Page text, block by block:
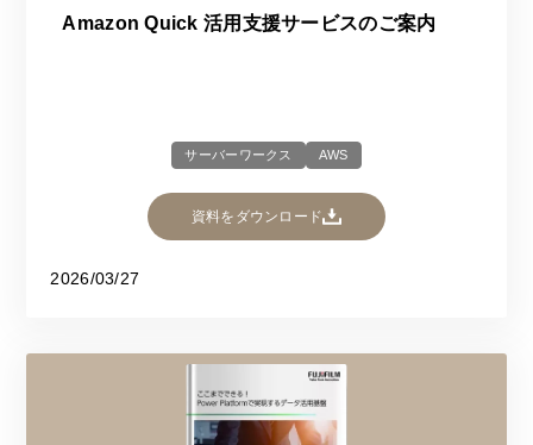
Amazon Quick 活用支援サービスのご案内
サーバーワークス AWS
資料をダウンロード
2026/03/27